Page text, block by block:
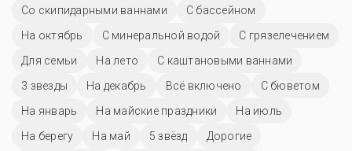
Со скипидарными ваннами
C бассейном
На октябрь
С минеральной водой
С грязелечением
Для семьи
На лето
С каштановыми ваннами
3 звезды
На декабрь Всё включено
С бюветом
На январь
На майские праздники
На июль
На берегу
На май 5 звёзд
Дорогие